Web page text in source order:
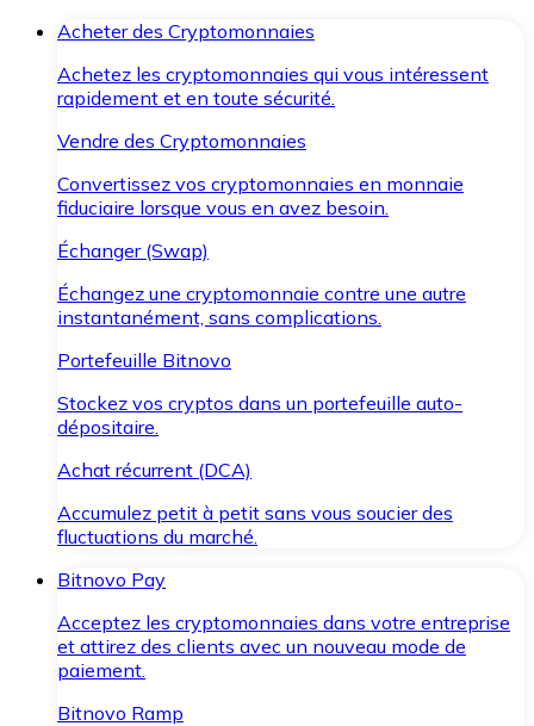
Acheter des Cryptomonnaies
Achetez les cryptomonnaies qui vous intéressent
rapidement et en toute sécurité.
Vendre des Cryptomonnaies
Convertissez vos cryptomonnaies en monnaie
fiduciaire lorsque vous en avez besoin.
Échanger (Swap)
Échangez une cryptomonnaie contre une autre
instantanément, sans complications.
Portefeuille Bitnovo
Stockez vos cryptos dans un portefeuille auto-
dépositaire.
Achat récurrent (DCA)
Accumulez petit à petit sans vous soucier des
fluctuations du marché.
Bitnovo Pay
Acceptez les cryptomonnaies dans votre entreprise
et attirez des clients avec un nouveau mode de
paiement.
Bitnovo Ramp